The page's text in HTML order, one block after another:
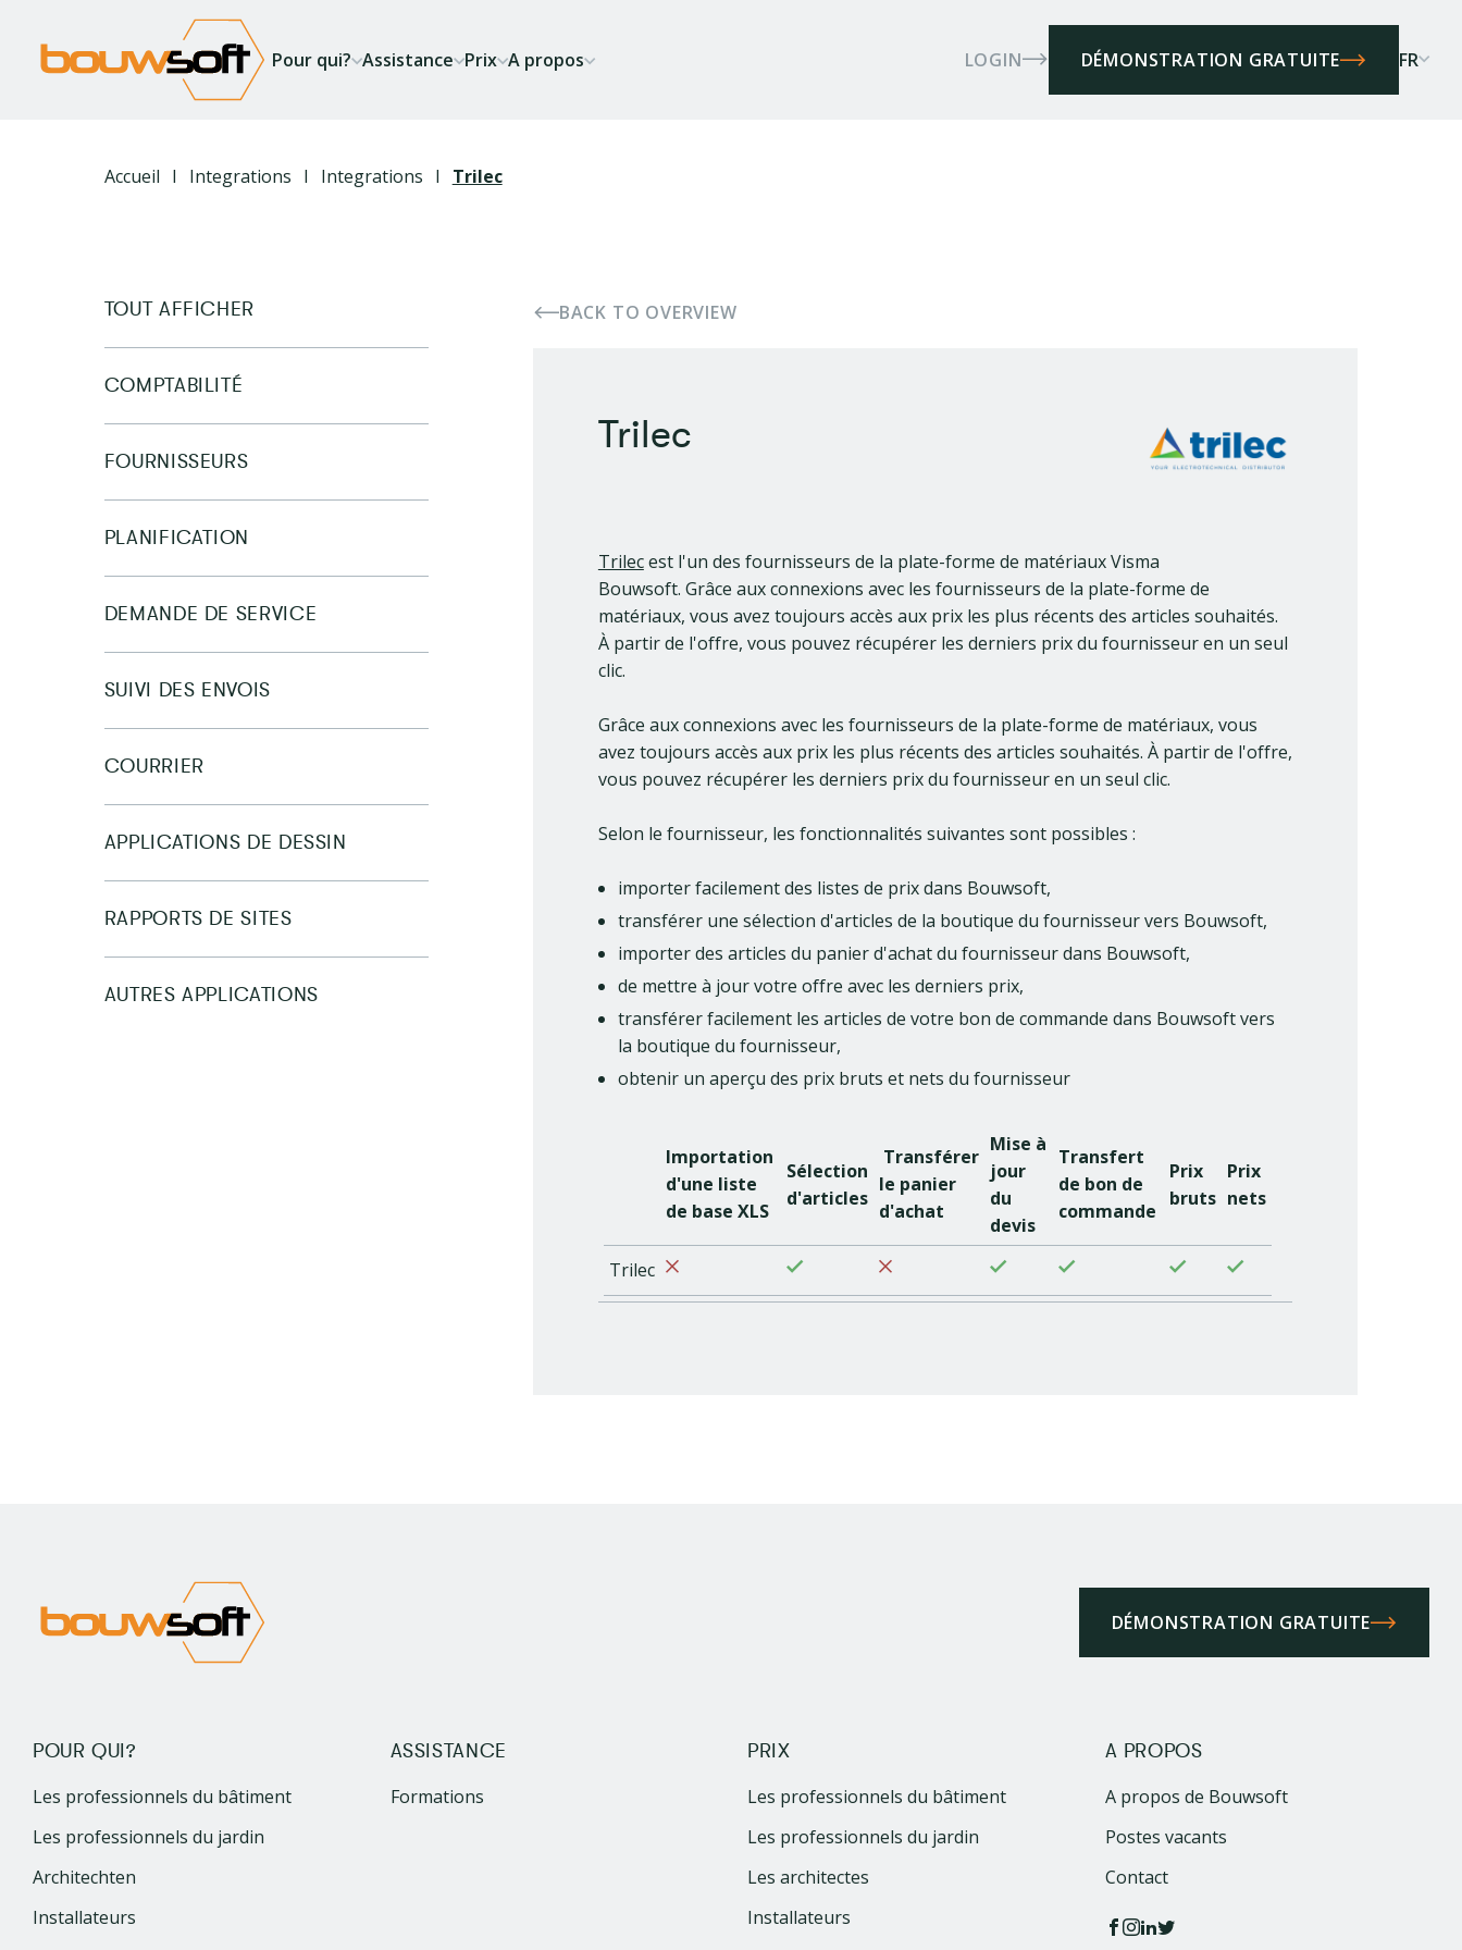
contenu
Pour qui? Assistance Prix A propos LOGIN DÉMONSTRATION GRATUITE FR
Fil
Accueil Integrations Integrations Trilec
TOUT AFFICHER
COMPTABILITÉ
FOURNISSEURS
PLANIFICATION
DEMANDE DE SERVICE
SUIVI DES ENVOIS
COURRIER
APPLICATIONS DE DESSIN
RAPPORTS DE SITES
AUTRES APPLICATIONS
BACK TO OVERVIEW
Trilec
Trilecest l'un des fournisseurs de la plate-forme de matériaux Visma
Bouwsoft. Grâce aux connexions avec les fournisseurs de la plate-forme de
matériaux, vous avez toujours accès aux prix les plus récents des articles souhaités.
À partir de l'offre, vous pouvez récupérer les derniers prix du fournisseur en un seul
clic.
Grâce aux connexions avec les fournisseurs de la plate-forme de matériaux, vous
avez toujours accès aux prix les plus récents des articles souhaités. À partir de l'offre,
vous pouvez récupérer les derniers prix du fournisseur en un seul clic.
Selon le fournisseur, les fonctionnalités suivantes sont possibles :
importer facilement des listes de prix dans Bouwsoft,
transférer une sélection d'articles de la boutique du fournisseur vers Bouwsoft,
importer des articles du panier d'achat du fournisseur dans Bouwsoft,
de mettre à jour votre offre avec les derniers prix,
transférer facilement les articles de votre bon de commande dans Bouwsoft vers
la boutique du fournisseur,
obtenir un aperçu des prix bruts et nets du fournisseur
Importation
d'une liste
de base XLS
Sélection
d'articles
Transférer
le panier
d'achat
Mise à
jour
du
devis
Transfert
de bon de
commande
Prix
bruts
Prix
nets
Trilec
DÉMONSTRATION GRATUITE
POUR QUI?
Les professionnels du bâtiment
Les professionnels du jardin
Architechten
Installateurs
ASSISTANCE
Formations
PRIX
Les professionnels du bâtiment
Les professionnels du jardin
Les architectes
Installateurs
A PROPOS
A propos de Bouwsoft
Postes vacants
Contact